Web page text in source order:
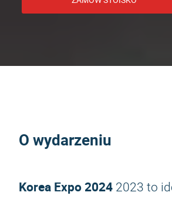
O wydarzeniu
Korea Expo 2024 2023 to